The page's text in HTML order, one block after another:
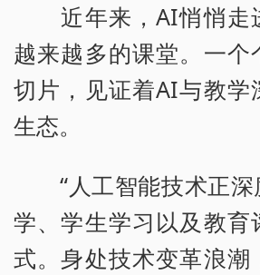
近年来，AI悄悄走
越来越多的课堂。一个
切片，见证着AI与教学
生态。
“人工智能技术正深
学、学生学习以及教育
式。身处技术变革浪潮